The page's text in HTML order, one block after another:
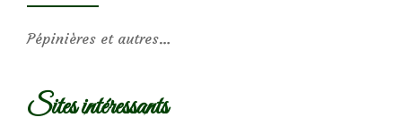
Pépinières et autres…
Sites intéressants